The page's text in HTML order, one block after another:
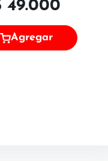
49.000
Agregar